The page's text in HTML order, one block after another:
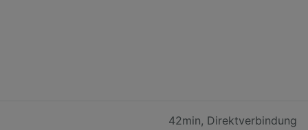
42min, Direktverbindung